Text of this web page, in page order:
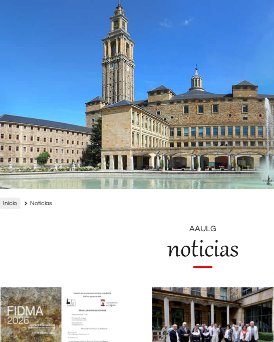
Inicio Noticias
AAULG
noticias